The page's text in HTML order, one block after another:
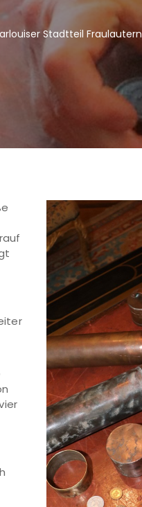
Stadtteil Fraulautern